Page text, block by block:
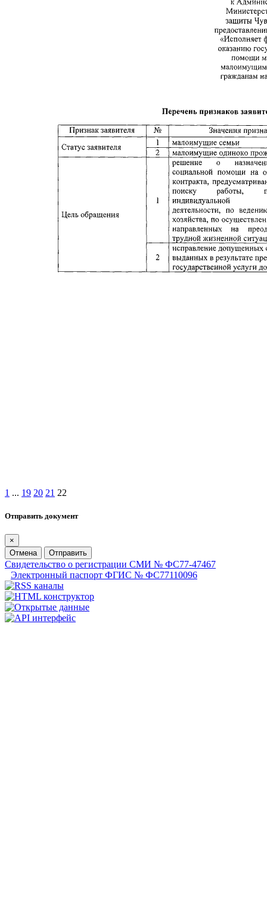
1 ... 19 20 21 22
Отправить документ
×
Отмена
Отправить
Свидетельство о регистрации СМИ № ФС77-47467
Электронный паспорт ФГИС № ФС77110096